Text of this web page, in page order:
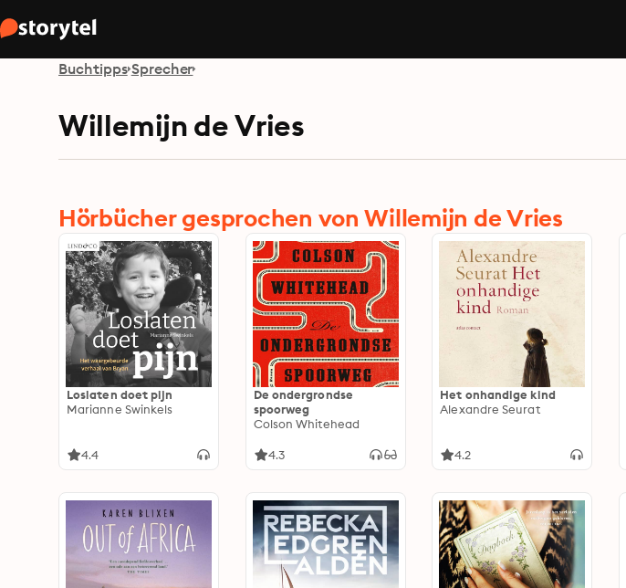
Buchtipps Sprecher
Willemijn de Vries
Hörbücher gesprochen von Willemijn de Vries
Loslaten doet pijn
Marianne Swinkels
4.4
De ondergrondse
spoorweg
Colson Whitehead
4.3
Het onhandige kind
Alexandre Seurat
4.2